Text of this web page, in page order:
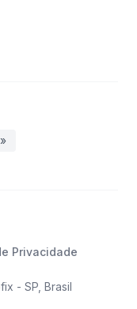
Privacidade
- SP, Brasil